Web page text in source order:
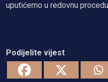
uputićemo u redovnu
Podijelite vijest